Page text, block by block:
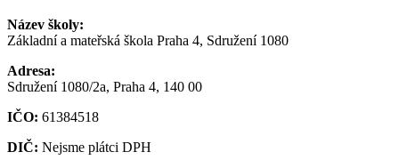
Název školy:
Základní a mateřská škola Praha 4, Sdružení 1080
Adresa:
Sdružení 1080/2a, Praha 4, 140 00
IČO: 61384518
DIČ: Nejsme plátci DPH